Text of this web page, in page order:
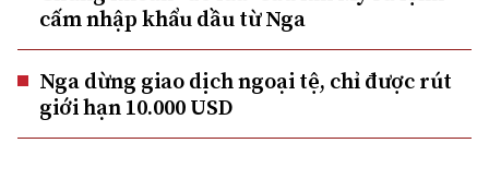
cấm nhập khẩu dầu từ Nga
Nga dừng giao dịch ngoại tệ, chỉ được rút
giới hạn 10.000 USD